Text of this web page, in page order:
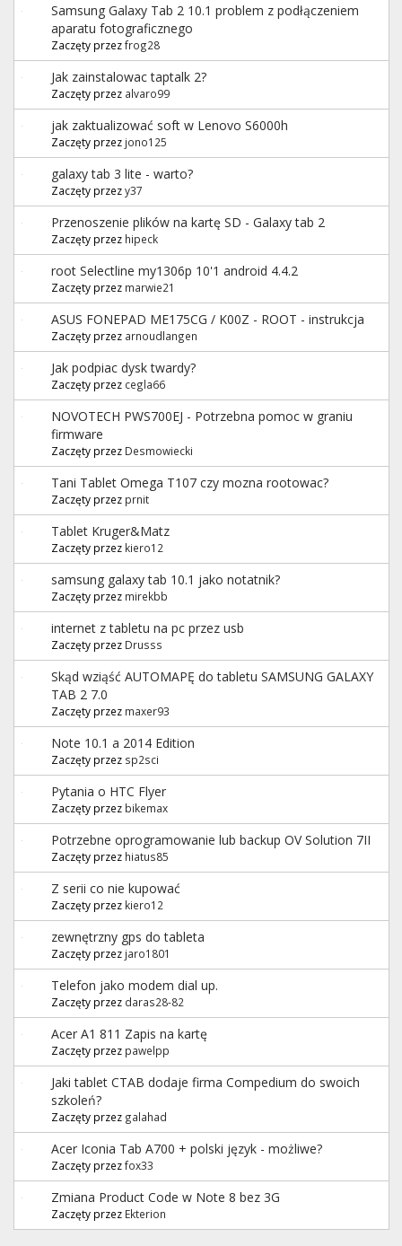
Samsung Galaxy Tab 2 10.1 problem z podłączeniem
aparatu fotograficznego
Zaczęty przezfrog28
Jak zainstalowac taptalk 2?
Zaczęty przez alvaro99
jak zaktualizować soft w Lenovo S6000h
Zaczęty przez jono125
galaxy tab 3 lite - warto?
Zaczęty przezy37
Przenoszenie plików na kartę SD - Galaxy tab 2
Zaczęty przez hipeck
root Selectline my1306p 10'1 android 4.4.2
Zaczęty przez marwie21
ASUS FONEPAD ME175CG / K00Z - ROOT - instrukcja
Zaczęty przez arnoudlangen
Jak podpiac dysk twardy?
Zaczęty przez cegla66
NOVOTECH PWS700EJ - Potrzebna pomoc w graniu
firmware
Zaczęty przez Desmowiecki
Tani Tablet Omega T107 czy mozna rootowac?
Zaczęty przez prnit
Tablet Kruger&Matz
Zaczęty przez kiero12
samsung galaxy tab 10.1 jako notatnik?
Zaczęty przez mirekbb
internet z tabletu na pc przez usb
Zaczęty przez Drusss
Skąd wziąść AUTOMAPĘ do tabletu SAMSUNG GALAXY
TAB 2 7.0
Zaczęty przez maxer93
Note 10.1 a 2014 Edition
Zaczęty przez sp2sci
Pytania o HTC Flyer
Zaczęty przez bikemax
Potrzebne oprogramowanie lub backup OV Solution 7II
Zaczęty przez hiatus85
Z serii co nie kupować
Zaczęty przez kiero12
zewnętrzny gps do tableta
Zaczęty przez jaro1801
Telefon jako modem dial up.
Zaczęty przez daras28-82
Acer A1 811 Zapis na kartę
Zaczęty przez pawelpp
Jaki tablet CTAB dodaje firma Compedium do swoich
szkoleń?
Zaczęty przez galahad
Acer Iconia Tab A700 + polski język - możliwe?
Zaczęty przezfox33
Zmiana Product Code w Note 8 bez 3G
Zaczęty przez Ekterion